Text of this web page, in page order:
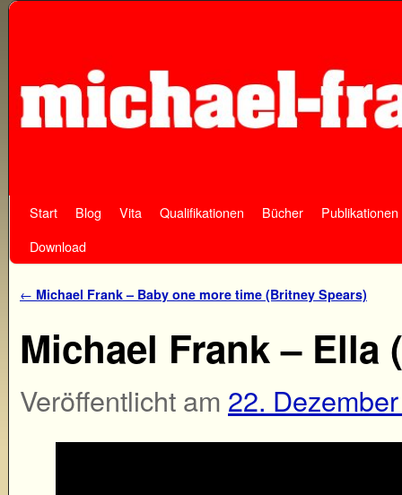
Zum Inhalt wechseln
Zum sekundären Inhalt wechseln
Start Blog Vita Qualifikationen Bücher
Publikationen
Download
Artikelnavigation
← Michael Frank – Baby one more time (Britney Spears)
Michael Frank –
Veröffentlicht am 22.